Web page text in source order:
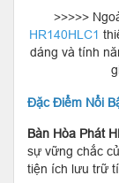
>>>>>
HR140HLC1
dáng và tính
Đặc Điểm Nổi
Bàn Hòa Phát
sự vững chắc
tiện ích lưu trữ